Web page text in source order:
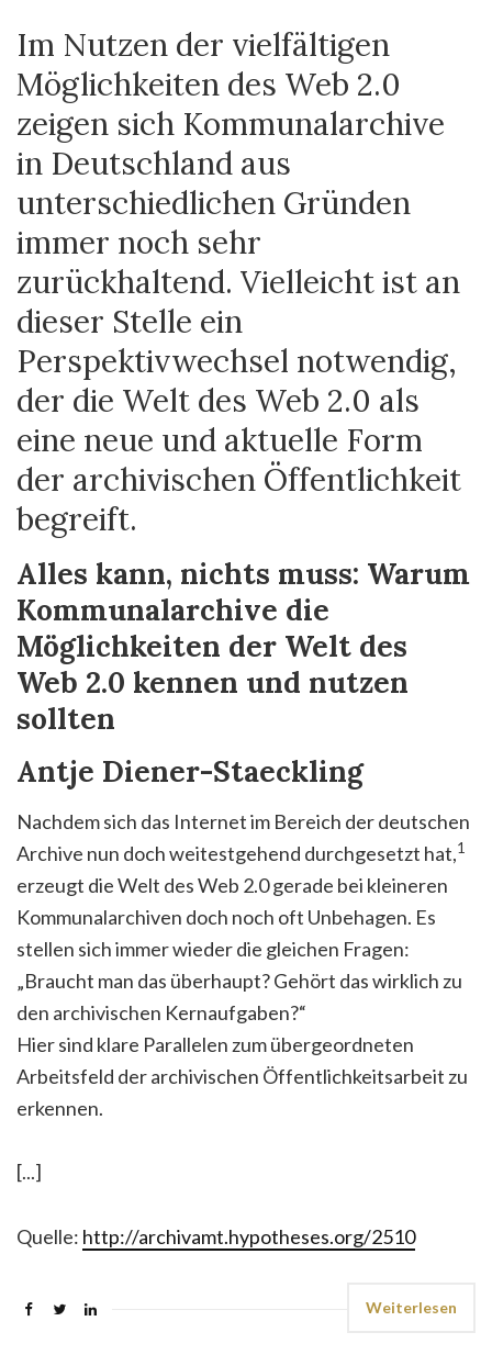
Im Nutzen der vielfältigen
Möglichkeiten des Web 2.0
zeigen sich Kommunalarchive
in Deutschland aus
unterschiedlichen Gründen
immer noch sehr
zurückhaltend. Vielleicht ist an
dieser Stelle ein
Perspektivwechsel notwendig,
der die Welt des Web 2.0 als
eine neue und aktuelle Form
der archivischen Öffentlichkeit
begreift.
Alles kann, nichts muss: Warum
Kommunalarchive die
Möglichkeiten der Welt des
Web 2.0 kennen und nutzen
sollten
Antje Diener-Staeckling
Nachdem sich das Internet im Bereich der deutschen
Archive nun doch weitestgehend durchgesetzt hat,1
erzeugt die Welt des Web 2.0 gerade bei kleineren
Kommunalarchiven doch noch oft Unbehagen. Es
stellen sich immer wieder die gleichen Fragen:
„Braucht man das überhaupt? Gehört das wirklich zu
den archivischen Kernaufgaben?“
Hier sind klare Parallelen zum übergeordneten
Arbeitsfeld der archivischen Öffentlichkeitsarbeit zu
erkennen.
[...]
Quelle: http://archivamt.hypotheses.org/2510
Weiterlesen